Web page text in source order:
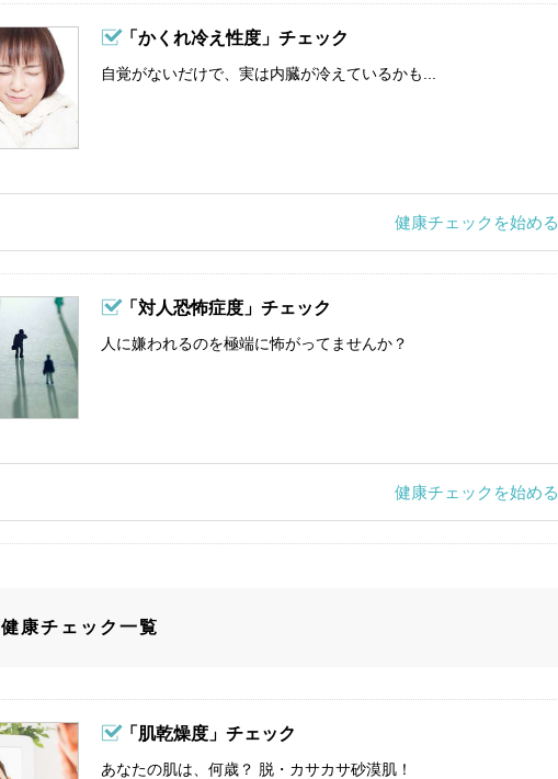
「かくれ冷え性度」チェック
自覚がないだけで、実は内臓が冷えているかも...
健康チェックを始める
「対人恐怖症度」チェック
人に嫌われるのを極端に怖がってませんか？
健康チェックを始める
健康チェック一覧
「肌乾燥度」チェック
あなたの肌は、何歳？ 脱・カサカサ砂漠肌！